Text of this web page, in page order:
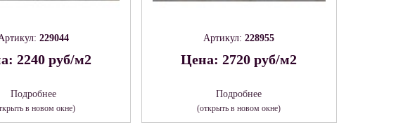
229044
2240 руб/м2
Подробнее
в новом окне)
Артикул:228955
Цена: 2720 руб/м2
Подробнее
(открыть в новом окне)